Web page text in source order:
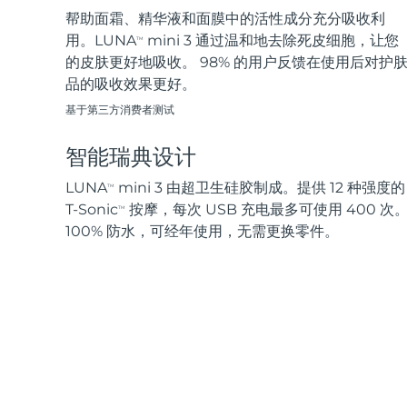
帮助面霜、精华液和面膜中的活性成分充分吸收利
用。LUNATM
mini 3 通过温和地去除死皮细胞，让您
的皮肤更好地吸收。 98% 的用户反馈在使用后对护肤
品的吸收效果更好。
基于第三方消费者测试
智能瑞典设计
LUNATM
mini 3 由超卫生硅胶制成。提供 12 种强度的
T-SonicTM
按摩，每次 USB 充电最多可使用 400 次
100% 防水，可经年使用，无需更换零件。